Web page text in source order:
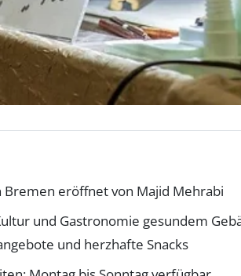
Bremen eröffnet von Majid Mehrabi
und Gastronomie gesundem
und herzhafte Snacks